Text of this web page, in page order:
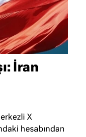
İran
X
hesabından